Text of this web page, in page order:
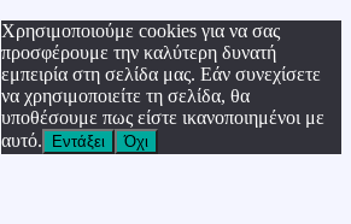
Χρησιμοποιούμε cookies για να σας
προσφέρουμε την καλύτερη δυνατή
εμπειρία στη σελίδα μας. Εάν συνεχίσετε
να χρησιμοποιείτε τη σελίδα, θα
υποθέσουμε πως είστε ικανοποιημένοι με
αυτό.
Εντάξει Όχι